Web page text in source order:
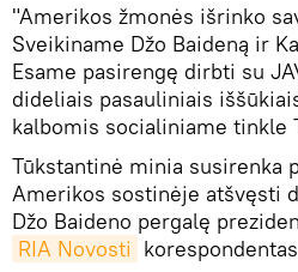
"Amerikos žmonės išrinko
Sveikiname Džo Baideną ir
Esame pasirengę dirbti su
dideliais pasauliniais
kalbomis socialiniame tinkle
Tūkstantinė minia susirenka
Amerikos sostinėje atšvęsti
Džo Baideno pergalę
RIA Novosti